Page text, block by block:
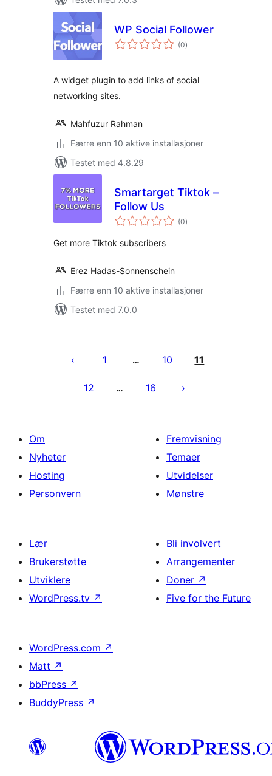
WP Social Follower
(0totale
vurderinger
)
A widget plugin to add links of social
networking sites.
Mahfuzur Rahman
Færre enn 10 aktive installasjoner
Testet med 4.8.29
Smartarget Tiktok –
Follow Us
(0totale
vurderinger
)
Get more Tiktok subscribers
Erez Hadas-Sonnenschein
Færre enn 10 aktive installasjoner
Testet med 7.0.0
1 … 10 11
12 … 16
Om
Nyheter
Hosting
Personvern
Fremvisning
Temaer
Utvidelser
Mønstre
Lær
Brukerstøtte
Utviklere
WordPress.tv ↗
Bli involvert
Arrangementer
Doner ↗
Five for the Future
WordPress.com ↗
Matt ↗
bbPress ↗
BuddyPress ↗